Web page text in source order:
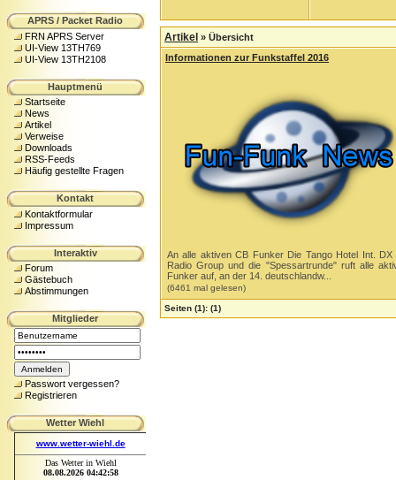
APRS / Packet Radio
FRN APRS Server
UI-View 13TH769
UI-View 13TH2108
Hauptmenü
Startseite
News
Artikel
Verweise
Downloads
RSS-Feeds
Häufig gestellte Fragen
Kontakt
Kontaktformular
Impressum
Interaktiv
Forum
Gästebuch
Abstimmungen
Mitglieder
Passwort vergessen?
Registrieren
Wetter Wiehl
Artikel » Übersicht
Informationen zur Funkstaffel 2016
An alle aktiven CB Funker Die Tango Hotel Int. DX
Radio Group und die "Spessartrunde" ruft alle
Funker auf, an der 14. deutschlandw...
(6461 mal gelesen)
Seiten (1): (1)